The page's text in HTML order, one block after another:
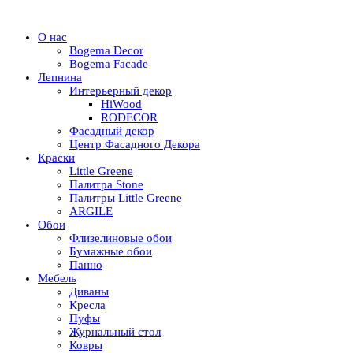
О нас
Bogema Decor
Bogema Facade
Лепнина
Интерьерный декор
HiWood
RODECOR
Фасадный декор
Центр Фасадного Декора
Краски
Little Greene
Палитра Stone
Палитры Little Greene
ARGILE
Обои
Флизелиновые обои
Бумажные обои
Панно
Мебель
Диваны
Кресла
Пуфы
Журнальный стол
Ковры